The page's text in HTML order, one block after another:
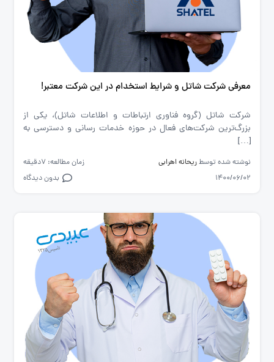
معرفی شرکت شاتل و شرایط استخدام در این شرکت معتبر!
شرکت شاتل (گروه فناوری ارتباطات و اطلاعات شاتل)، یکی از
بزرگ‌ترین شرکت‌های فعال در حوزه خدمات رسانی و دسترسی به
[…]
نوشته شده توسطریحانه اهرابی
زمان مطالعه: 7دقیقه
1400/06/02
بدون دیدگاه